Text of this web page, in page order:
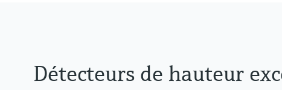
Détecteurs de hauteur